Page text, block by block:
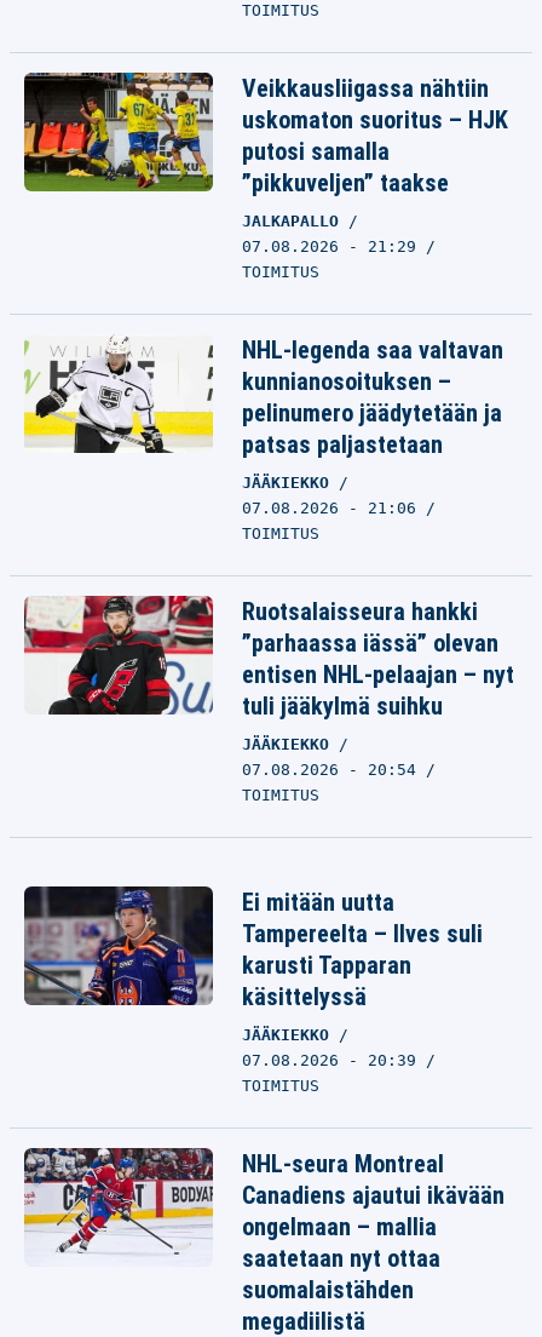
TOIMITUS
Veikkausliigassa nähtiin
uskomaton suoritus – HJK
putosi samalla
”pikkuveljen” taakse
JALKAPALLO
07.08.2026 - 21:29
TOIMITUS
NHL-legenda saa valtavan
kunnianosoituksen –
pelinumero jäädytetään ja
patsas paljastetaan
JÄÄKIEKKO
07.08.2026 - 21:06
TOIMITUS
Ruotsalaisseura hankki
”parhaassa iässä” olevan
entisen NHL-pelaajan – nyt
tuli jääkylmä suihku
JÄÄKIEKKO
07.08.2026 - 20:54
TOIMITUS
Ei mitään uutta
Tampereelta – Ilves suli
karusti Tapparan
käsittelyssä
JÄÄKIEKKO
07.08.2026 - 20:39
TOIMITUS
NHL-seura Montreal
Canadiens ajautui ikävään
ongelmaan – mallia
saatetaan nyt ottaa
suomalaistähden
megadiilistä